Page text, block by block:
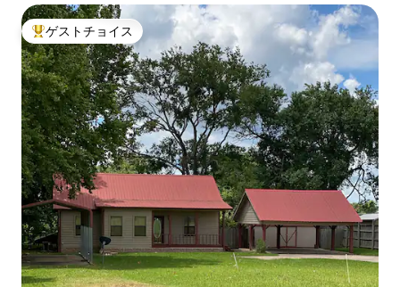
大好評のゲストチョイスです。
ゲストチョイス